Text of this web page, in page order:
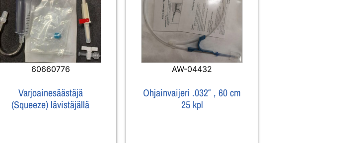
60660776
Varjoainesäästäjä
(Squeeze) lävistäjällä
AW-04432
Ohjainvaijeri .032″ , 60 cm
25 kpl